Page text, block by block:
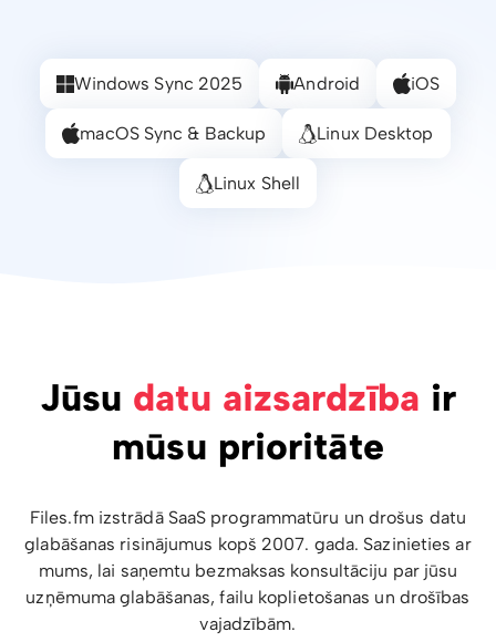
Windows Sync 2025 Android iOS
macOS Sync & Backup Linux Desktop
Linux Shell
Jūsu datu aizsardzība ir
mūsu prioritāte
Files.fm izstrādā SaaS programmatūru un drošus datu
glabāšanas risinājumus kopš 2007. gada. Sazinieties ar
mums, lai saņemtu bezmaksas konsultāciju par jūsu
uzņēmuma glabāšanas, failu koplietošanas un drošības
vajadzībām.